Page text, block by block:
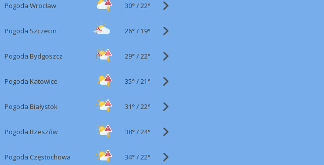
Pogoda Wrocław 30° /22°
Pogoda Szczecin 26° / 19°
Pogoda Bydgoszcz 29° /22°
Pogoda Katowice 35° /21°
Pogoda Białystok 31° /22°
Pogoda Rzeszów 38° /24°
Pogoda Częstochowa 34° /22°